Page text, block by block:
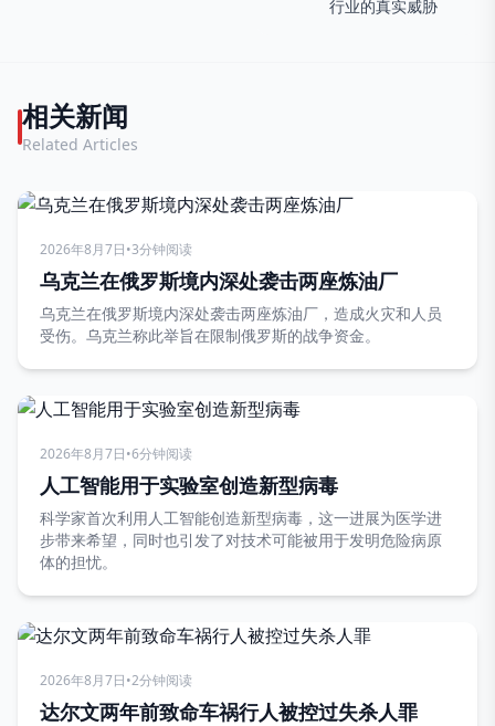
行业的真实威胁
相关新闻
Related Articles
2026年8月7日•3分钟阅读
乌克兰在俄罗斯境内深处袭击两座炼油厂
乌克兰在俄罗斯境内深处袭击两座炼油厂，造成火灾和人员
受伤。乌克兰称此举旨在限制俄罗斯的战争资金。
2026年8月7日•6分钟阅读
人工智能用于实验室创造新型病毒
科学家首次利用人工智能创造新型病毒，这一进展为医学进
步带来希望，同时也引发了对技术可能被用于发明危险病原
体的担忧。
2026年8月7日•2分钟阅读
达尔文两年前致命车祸行人被控过失杀人罪